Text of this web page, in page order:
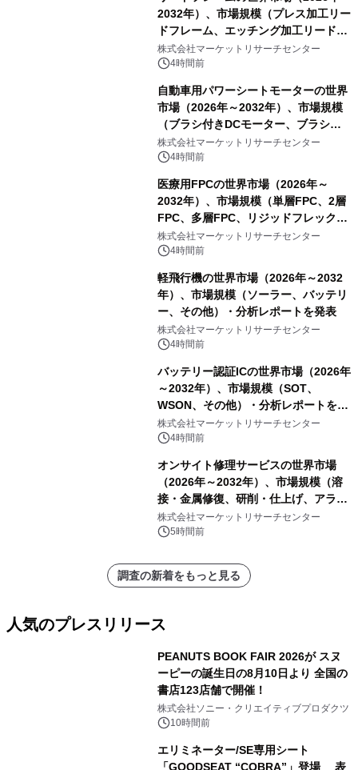
2032年）、市場規模（プレス加工リー
ドフレーム、エッチング加工リードフ
レーム）・分析レポートを発表
株式会社マーケットリサーチセンター
4時間前
自動車用パワーシートモーターの世界
市場（2026年～2032年）、市場規模
（ブラシ付きDCモーター、ブラシレ
スDCモーター）・分析レポートを発
表
株式会社マーケットリサーチセンター
4時間前
医療用FPCの世界市場（2026年～
2032年）、市場規模（単層FPC、2層
FPC、多層FPC、リジッドフレックス
PCB）・分析レポートを発表
株式会社マーケットリサーチセンター
4時間前
軽飛行機の世界市場（2026年～2032
年）、市場規模（ソーラー、バッテリ
ー、その他）・分析レポートを発表
株式会社マーケットリサーチセンター
4時間前
バッテリー認証ICの世界市場（2026年
～2032年）、市場規模（SOT、
WSON、その他）・分析レポートを発
表
株式会社マーケットリサーチセンター
4時間前
オンサイト修理サービスの世界市場
（2026年～2032年）、市場規模（溶
接・金属修復、研削・仕上げ、アライ
メント、その他）・分析レポートを発
表
株式会社マーケットリサーチセンター
5時間前
調査の新着をもっと見る
人気のプレスリリース
PEANUTS BOOK FAIR 2026が スヌ
ーピーの誕生日の8月10日より 全国の
書店123店舗で開催！
株式会社ソニー・クリエイティブプロダクツ
10時間前
エリミネーター/SE専用シート
「GOODSEAT “COBRA”」登場 表